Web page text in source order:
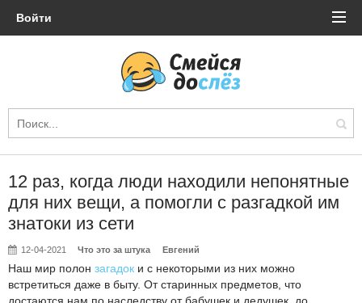
Войти
12 раз, когда люди находили непонятные
для них вещи, а помогли с разгадкой им
знатоки из сети
12-04-2021 Что это за штука Евгений
Наш мир полон загадок и с некоторыми из них можно
встретиться даже в быту. От старинных предметов, что